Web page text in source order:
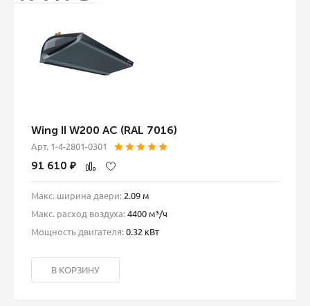
Wing II W200 AC (RAL 7016)
Арт. 1-4-2801-0301
91 610 ₽
Макс. ширина двери: 2.09 м
Макс. расход воздуха:4400 м³/ч
Мощность двигателя:0.32 кВт
В КОРЗИНУ